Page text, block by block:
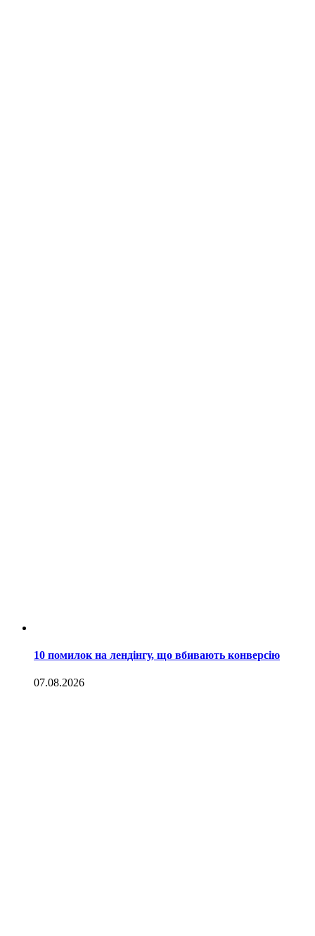
10 помилок на лендінгу, що вбивають конверсію
07.08.2026